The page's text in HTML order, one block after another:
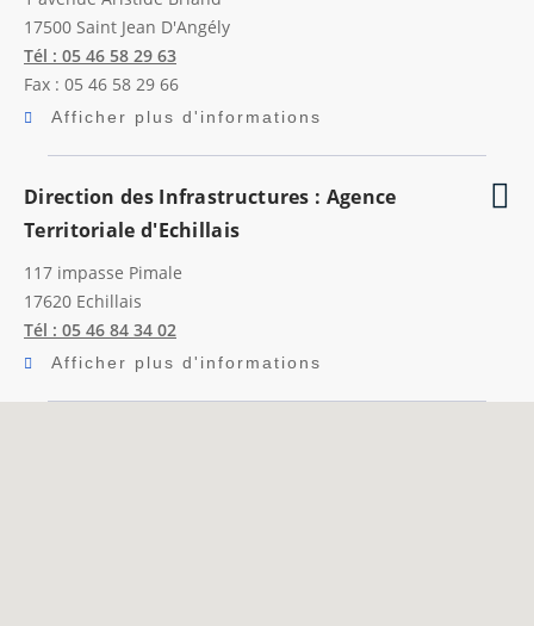
17500 Saint Jean D'Angély
Tél : 05 46 58 29 63
Fax : 05 46 58 29 66
Afficher plus d'informations
Direction des Infrastructures : Agence
Territoriale d'Echillais
117 impasse Pimale
17620 Echillais
Tél : 05 46 84 34 02
Afficher plus d'informations